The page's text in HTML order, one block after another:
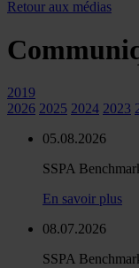
Retour aux médias
2019
2026 2025 2024 2023
05.08.2026
SSPA
En savoir plus
08.07.2026
SSPA